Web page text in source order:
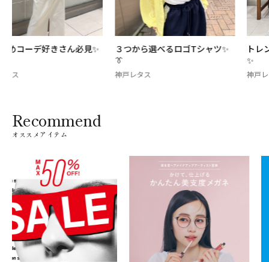
３つから選べるロゴTシャツ✨
神戸レタス
トレンド感満載レースデニム🪄
神戸レタス
Recommend
オススメアイテム